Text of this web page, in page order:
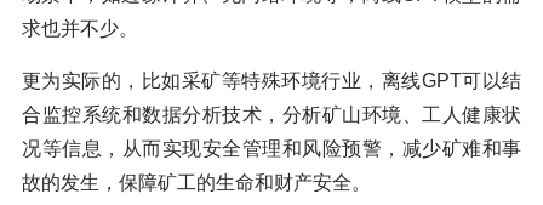
求也并不少。
更为实际的，比如采矿等特殊环境行业，离线GPT可以结
合监控系统和数据分析技术，分析矿山环境、工人健康状
况等信息，从而实现安全管理和风险预警，减少矿难和事
故的发生，保障矿工的生命和财产安全。